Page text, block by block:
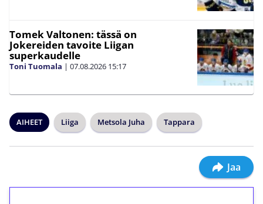
Tomek Valtonen: tässä on
Jokereiden tavoite Liigan
superkaudelle
Toni Tuomala | 07.08.2026 15:17
AIHEET Liiga Metsola Juha Tappara
Jaa